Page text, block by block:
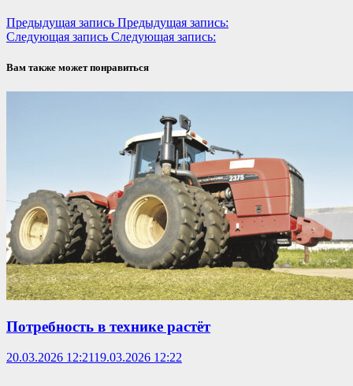
Предыдущая запись Предыдущая запись:
Следующая запись Следующая запись:
Вам также может понравиться
Потребность в технике растёт
20.03.2026 12:2119.03.2026 12:22